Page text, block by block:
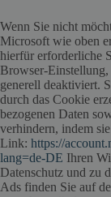
Wenn Sie nicht
Microsoft wie oben
hierfür erforderliche
Browser-Einstellung,
generell deaktiviert.
durch das Cookie
bezogenen Daten
verhindern, indem
Link: https://
lang=de-DE Ihren
Datenschutz und zu
Ads finden Sie auf